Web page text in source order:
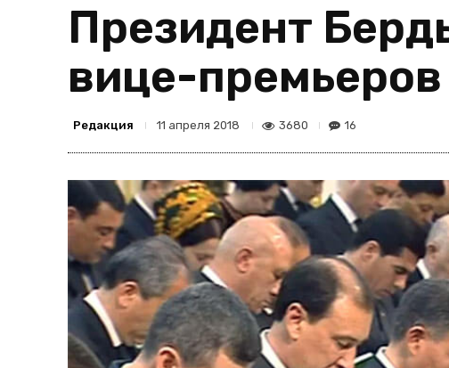
Президент
вице-премьеров
Редакция 11 апреля 2018 3680 16